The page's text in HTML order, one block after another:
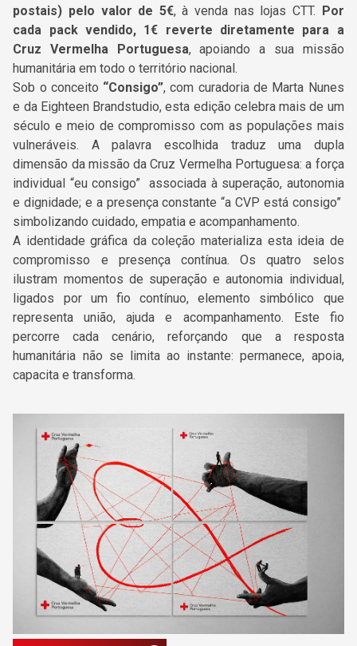
postais) pelo valor de 5€, à venda nas lojas CTT. Por
cada pack vendido, 1€ reverte diretamente para a
Cruz Vermelha Portuguesa, apoiando a sua missão
humanitária em todo o território nacional.
Sob o conceito “Consigo”, com curadoria de Marta Nunes
e da Eighteen Brandstudio, esta edição celebra mais de um
século e meio de compromisso com as populações mais
vulneráveis. A palavra escolhida traduz uma dupla
dimensão da missão da Cruz Vermelha Portuguesa: a força
individual “eu consigo” associada à superação, autonomia
e dignidade; e a presença constante “a CVP está consigo”
simbolizando cuidado, empatia e acompanhamento.
A identidade gráfica da coleção materializa esta ideia de
compromisso e presença contínua. Os quatro selos
ilustram momentos de superação e autonomia individual,
ligados por um fio contínuo, elemento simbólico que
representa união, ajuda e acompanhamento. Este fio
percorre cada cenário, reforçando que a resposta
humanitária não se limita ao instante: permanece, apoia,
capacita e transforma.